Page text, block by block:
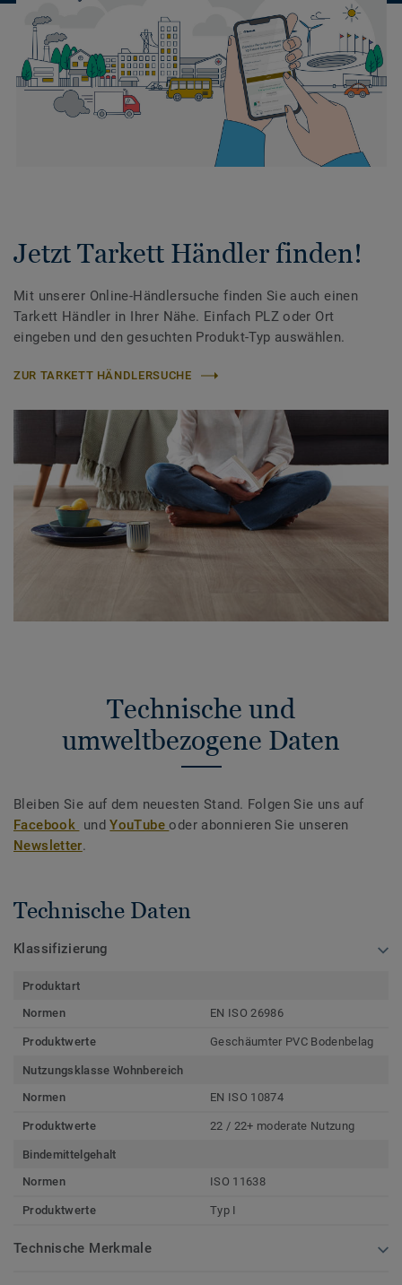
Jetzt Tarkett Händler finden!
Mit unserer Online-Händlersuche finden Sie auch einen
Tarkett Händler in Ihrer Nähe. Einfach PLZ oder Ort
eingeben und den gesuchten Produkt-Typ auswählen.
ZUR TARKETT HÄNDLERSUCHE
Technische und
umweltbezogene Daten
Bleiben Sie auf dem neuesten Stand. Folgen Sie uns auf
Facebook undYouTubeoder abonnieren Sie unseren
Newsletter.
Technische Daten
Klassifizierung
Produktart
Normen
EN ISO 26986
Produktwerte Geschäumter PVC Bodenbelag
Nutzungsklasse Wohnbereich
Normen
EN ISO 10874
Produktwerte 22 / 22+ moderate Nutzung
Bindemittelgehalt
Normen
ISO 11638
Produktwerte Typ I
Technische Merkmale